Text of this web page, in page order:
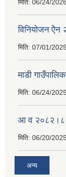
मिति: 06/24/
विनियोजन ऐेन
मिति: 07/01/
माडी
मिति: 06/24/
आ व २०८२।८३
मिति: 06/20/
अन्य